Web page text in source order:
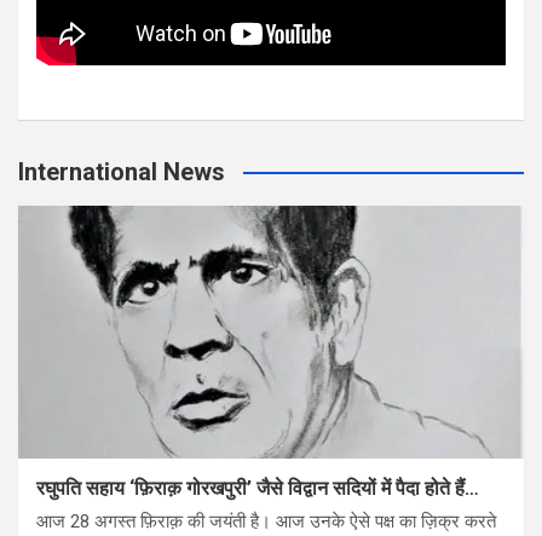
International News
रघुपति सहाय ‘फ़िराक़ गोरखपुरी’ जैसे विद्वान सदियों में पैदा होते हैं…
आज 28 अगस्त फ़िराक़ की जयंती है। आज उनके ऐसे पक्ष का ज़िक्र करते